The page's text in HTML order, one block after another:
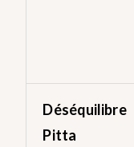
Déséquilibre
Pitta